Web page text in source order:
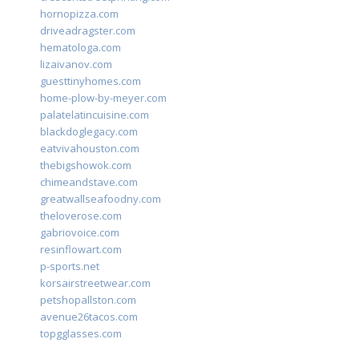
hornopizza.com
driveadragster.com
hematologa.com
lizaivanov.com
guesttinyhomes.com
home-plow-by-meyer.com
palatelatincuisine.com
blackdoglegacy.com
eatvivahouston.com
thebigshowok.com
chimeandstave.com
greatwallseafoodny.com
theloverose.com
gabriovoice.com
resinflowart.com
p-sports.net
korsairstreetwear.com
petshopallston.com
avenue26tacos.com
topgglasses.com